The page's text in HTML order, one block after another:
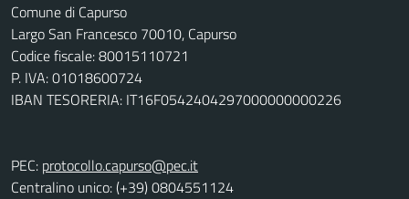
Comune di Capurso
Largo San Francesco 70010, Capurso
Codice fiscale: 80015110721
P. IVA: 01018600724
IBAN TESORERIA: IT16F0542404297000000000226
PEC: protocollo.capurso@pec.it
Centralino unico: (+39) 0804551124